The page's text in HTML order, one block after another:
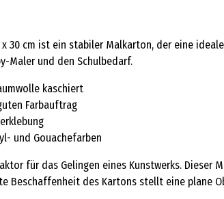
x 30 cm ist ein stabiler Malkarton, der eine
Maler und den Schulbedarf.
kaschiert
Farbauftrag
und Gouachefarben
für das Gelingen eines Kunstwerks.
Beschaffenheit des Kartons stellt eine plane